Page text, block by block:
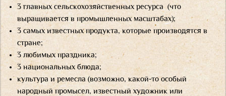
3 главных сельскохозяйственных ресурса (что
выращивается в промышленных масштабах);
3 самых известных продукта, которые производятся в
стране;
3 любимых праздника;
3 национальных блюда;
культура и ремесла (возможно, какой-то особый
народный промысел, известный художник или